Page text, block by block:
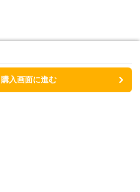
購入画面に進む
購入画面に進む